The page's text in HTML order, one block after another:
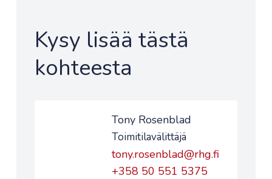
Kysy lisää tästä
kohteesta
Tony Rosenblad
Toimitilavälittäjä
tony.rosenblad@rhg.fi
+358 50 551 5375